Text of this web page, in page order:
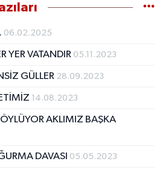
06.02.2025
YER VATANDIR 05.11.2023
GÜLLER 28.09.2023
14.08.2023
AKLIMIZ BAŞKA
DAVASI 05.05.2023